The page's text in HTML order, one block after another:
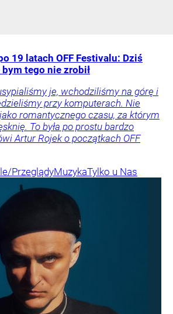
19 latach OFF Festivalu: Dziś
tego nie zrobił
je, wchodziliśmy na górę i
przy komputerach. Nie
romantycznego czasu, za którym
To była po prostu bardzo
Artur Rojek o początkach OFF
PrzeglądyMuzykaTylko u Nas